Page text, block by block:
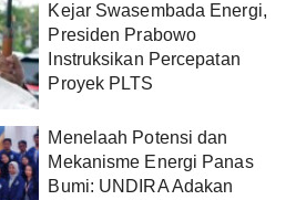
Kejar Swasembada Energi,
Presiden Prabowo
Instruksikan Percepatan
Proyek PLTS
Menelaah Potensi dan
Mekanisme Energi Panas
Bumi: UNDIRA Adakan